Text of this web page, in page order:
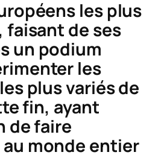
les plus
de ses
un podium
les
plus variés de
fin, ayant
de faire
monde entier